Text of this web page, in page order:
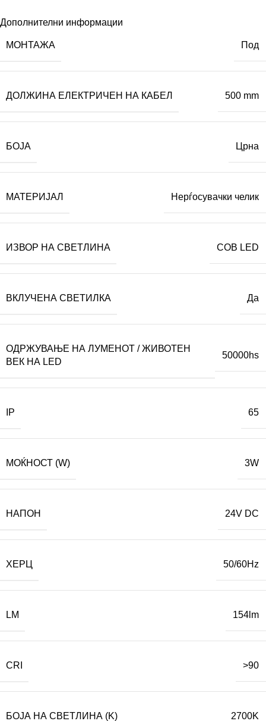
Дополнителни информации
МОНТАЖА Под
ДОЛЖИНА ЕЛЕКТРИЧЕН НА КАБЕЛ 500 mm
БОЈА Црна
МАТЕРИЈАЛ Нерѓосувачки челик
ИЗВОР НА СВЕТЛИНА COB LED
ВКЛУЧЕНА СВЕТИЛКА Да
ОДРЖУВАЊЕ НА ЛУМЕНОТ / ЖИВОТЕН
ВЕК НА LED
50000hs
IP 65
МОЌНОСТ (W) 3W
НАПОН 24V DC
ХЕРЦ 50/60Hz
LM 154lm
CRI >90
БОЈА НА СВЕТЛИНА (K) 2700K